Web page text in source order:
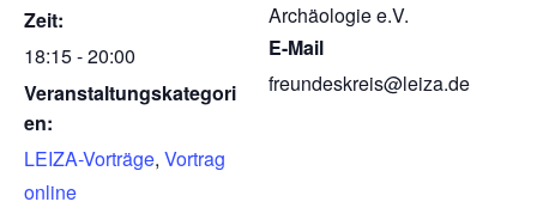
Zeit:
18:15 - 20:00
Veranstaltungskategori
en:
LEIZA-Vorträge, Vortrag
online
Archäologie e.V.
E-Mail
freundeskreis@leiza.de